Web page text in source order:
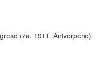
(7a. 1911. Antverpeno)